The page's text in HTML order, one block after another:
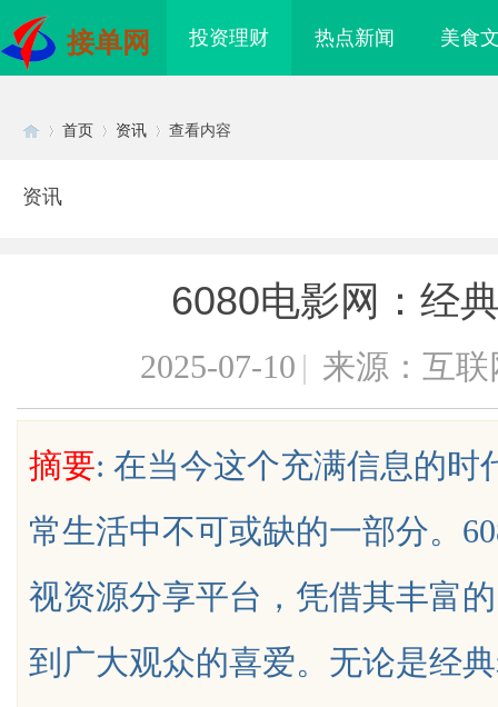
接单网 投资理财 热点新闻 美食
uz
首页 资讯 查看内容
资讯
6080电影网：经
2025-07-10 | 来源：互联
摘要: 在当今这个充满信息的时
常生活中不可或缺的一部分。
视资源分享平台，凭借其丰富
到广大观众的喜爱。无论是经
技发展新高地